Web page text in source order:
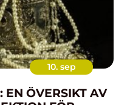
10. sep
EN ÖVERSIKT AV